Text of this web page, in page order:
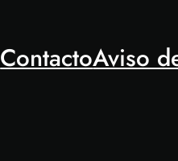
ContactoAviso